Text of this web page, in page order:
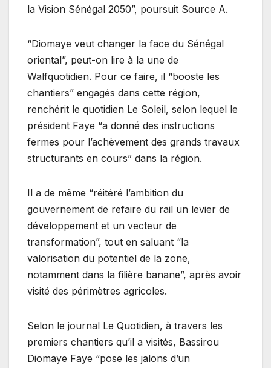
la Vision Sénégal 2050”, poursuit Source A.
“Diomaye veut changer la face du Sénégal
oriental”, peut-on lire à la une de
Walfquotidien. Pour ce faire, il “booste les
chantiers” engagés dans cette région,
renchérit le quotidien Le Soleil, selon lequel le
président Faye “a donné des instructions
fermes pour l’achèvement des grands travaux
structurants en cours” dans la région.
Il a de même “réitéré l’ambition du
gouvernement de refaire du rail un levier de
développement et un vecteur de
transformation”, tout en saluant “la
valorisation du potentiel de la zone,
notamment dans la filière banane”, après avoir
visité des périmètres agricoles.
Selon le journal Le Quotidien, à travers les
premiers chantiers qu’il a visités, Bassirou
Diomaye Faye “pose les jalons d’un